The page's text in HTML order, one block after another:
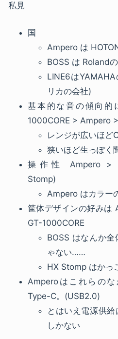
私見
国
Ampero は
BOSS は Roland
LINE6は
リカの会社)
基本的な音の傾向的
1000CORE > Ampero
レンジが広いほど
狭いほど生っぽく
操作性 Ampero >
Stomp)
Ampero はカラー
筐体デザインの好みは
GT-1000CORE
BOSS はなんか
ゃない……
HX Stomp はかっ
Amperoはこれらの
Type-C。(USB2.0)
とはいえ電源供
しかない